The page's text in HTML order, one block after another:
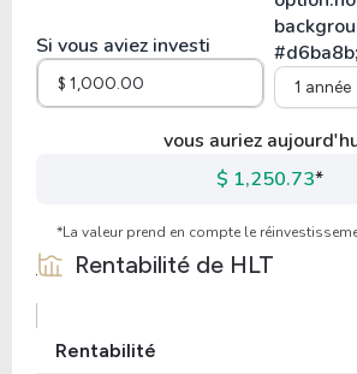
Si vous aviez investi
1 année
vous auriez
$ 1,250.73*
*La valeur prend en compte le
Rentabilité de HLT
Rentabilité